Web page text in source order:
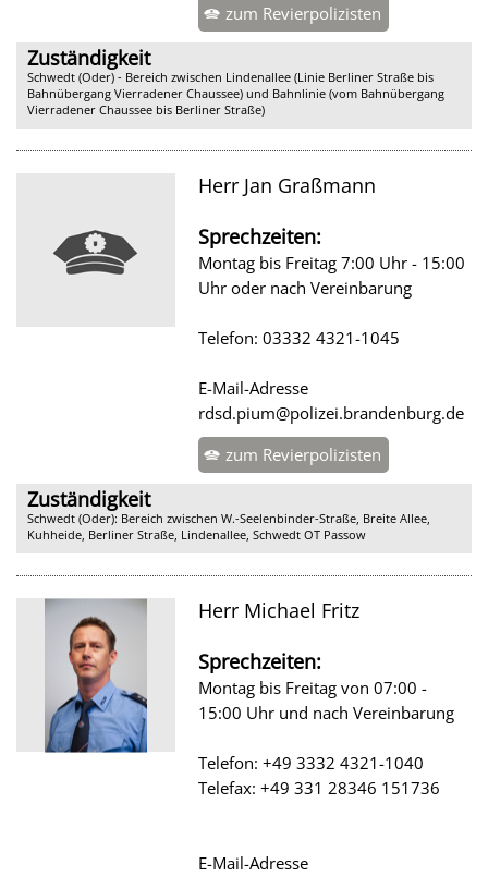
zum Revierpolizisten
Zuständigkeit
Schwedt (Oder) - Bereich zwischen Lindenallee (Linie Berliner Straße bis
Bahnübergang Vierradener Chaussee) und Bahnlinie (vom Bahnübergang
Vierradener Chaussee bis Berliner Straße)
Herr Jan Graßmann
Sprechzeiten:
Montag bis Freitag 7:00 Uhr - 15:00
Uhr oder nach Vereinbarung
Telefon: 03332 4321-1045
E-Mail-Adresse
rdsd.pium@polizei.brandenburg.de
zum Revierpolizisten
Zuständigkeit
Schwedt (Oder): Bereich zwischen W.-Seelenbinder-Straße, Breite Allee,
Kuhheide, Berliner Straße, Lindenallee, Schwedt OT Passow
Herr Michael Fritz
Sprechzeiten:
Montag bis Freitag von 07:00 -
15:00 Uhr und nach Vereinbarung
Telefon: +49 3332 4321-1040
Telefax: +49 331 28346 151736
E-Mail-Adresse